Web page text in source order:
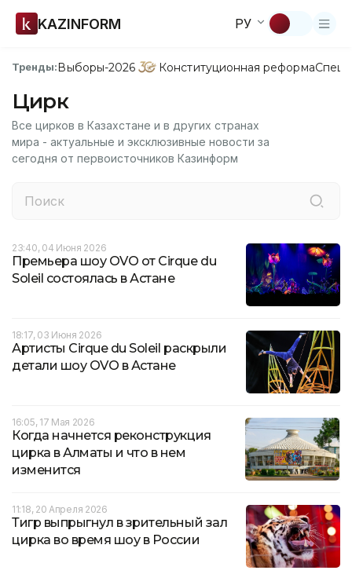
KAZINFORM РУ
Тренды:Выборы-2026 Конституционная реформа
Цирк
Все цирков в Казахстане и в других странах
мира - актуальные и эксклюзивные новости за
сегодня от первоисточников Казинформ
23:40, 04 Июня 2026
Премьера шоу OVO от Cirque du
Soleil состоялась в Астане
18:17, 03 Июня 2026
Артисты Cirque du Soleil раскрыли
детали шоу OVO в Астане
16:05, 17 Мая 2026
Когда начнется реконструкция
цирка в Алматы и что в нем
изменится
11:18, 20 Апреля 2026
Тигр выпрыгнул в зрительный зал
цирка во время шоу в России